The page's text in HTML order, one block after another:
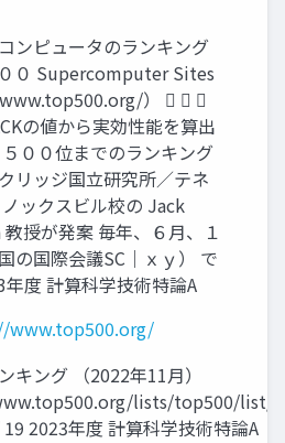
ンピュータのランキング
０ Supercomputer Sites
）   
の値から実効性能を算出
００位までのランキング
リッジ国立研究所／テネ
ックスビル校の Jack
授が発案 毎年、６月、１
の国際会議SC｜ｘｙ） で
度 計算科学技術特論A
www.top500.org/
キング （2022年11月）
lists/top500/list/
2023年度 計算科学技術特論A